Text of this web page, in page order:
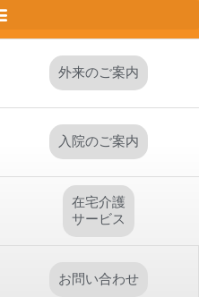
外来のご案内
入院のご案内
在宅介護
サービス
お問い合わせ